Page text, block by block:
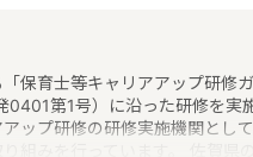
保育士等キャリアアップ研修
0401第1号）に沿った研修を実
ップ研修の研修実施機関とし